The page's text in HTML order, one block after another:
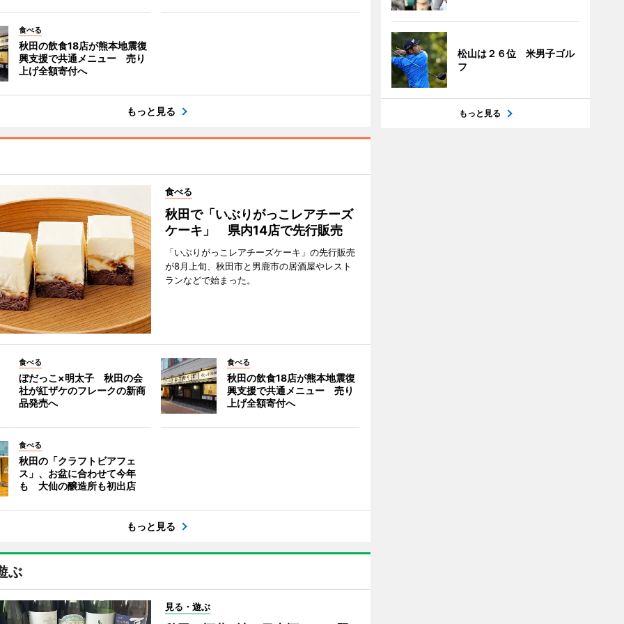
食べる
秋田の飲食18店が熊本地震復
興支援で共通メニュー 売り
上げ全額寄付へ
もっと見る
食べる
秋田で「いぶりがっこレアチーズ
ケーキ」 県内14店で先行販売
「いぶりがっこレアチーズケーキ」の先行販売
が8月上旬、秋田市と男鹿市の居酒屋やレスト
ランなどで始まった。
食べる
ぼだっこ×明太子 秋田の会
社が紅ザケのフレークの新商
品発売へ
食べる
秋田の飲食18店が熊本地震復
興支援で共通メニュー 売り
上げ全額寄付へ
食べる
秋田の「クラフトビアフェ
ス」、お盆に合わせて今年
も 大仙の醸造所も初出店
もっと見る
ぶ
見る・遊ぶ
松山は２６位 米男子ゴル
フ
もっと見る